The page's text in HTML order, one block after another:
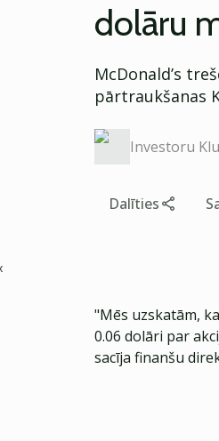
dolāru
McDonald’s
pārtraukšanas
Investoru
Dalīties
"Mēs uzskatām,
0.06 dolāri par
sacīja finanšu